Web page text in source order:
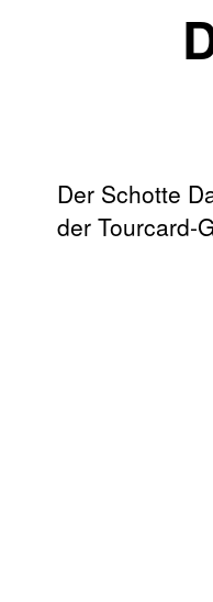
Der Schotte
der Tourcard-